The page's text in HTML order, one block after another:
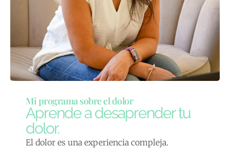
Mi programa sobre el dolor
Aprende a desaprender tu
dolor.
El dolor es una experiencia compleja.